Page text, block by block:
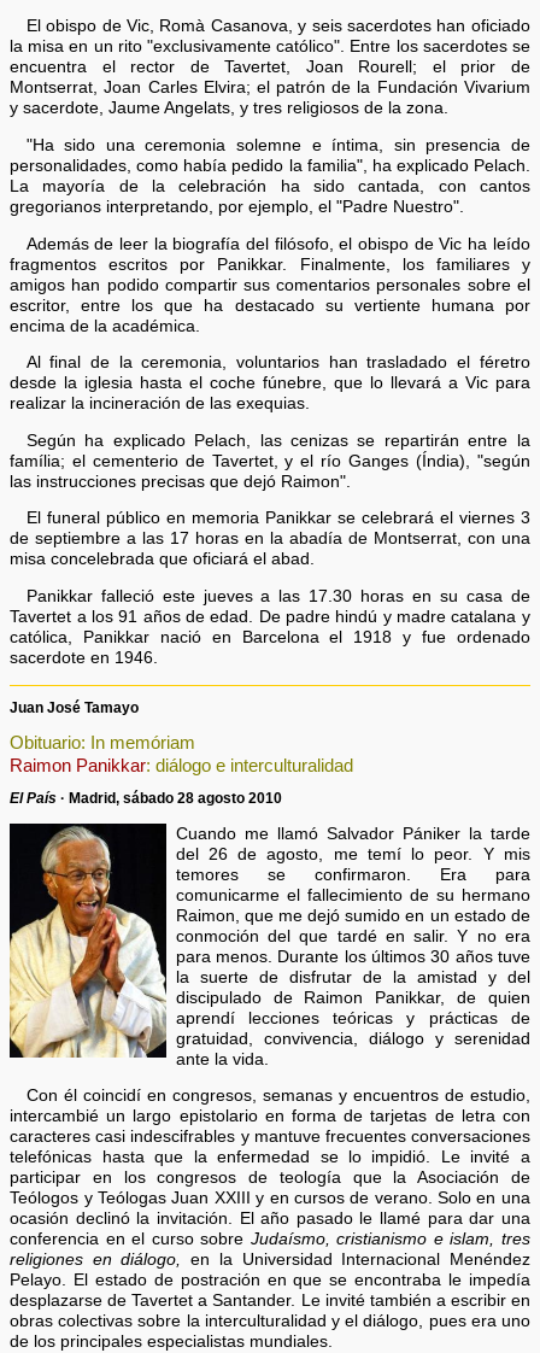
El obispo de Vic, Romà Casanova, y seis sacerdotes han oficiado
la misa en un rito "exclusivamente católico". Entre los sacerdotes se
encuentra el rector de Tavertet, Joan Rourell; el prior de
Montserrat, Joan Carles Elvira; el patrón de la Fundación Vivarium
y sacerdote, Jaume Angelats, y tres religiosos de la zona.
"Ha sido una ceremonia solemne e íntima, sin presencia de
personalidades, como había pedido la familia", ha explicado Pelach.
La mayoría de la celebración ha sido cantada, con cantos
gregorianos interpretando, por ejemplo, el "Padre Nuestro".
Además de leer la biografía del filósofo, el obispo de Vic ha leído
fragmentos escritos por Panikkar. Finalmente, los familiares y
amigos han podido compartir sus comentarios personales sobre el
escritor, entre los que ha destacado su vertiente humana por
encima de la académica.
Al final de la ceremonia, voluntarios han trasladado el féretro
desde la iglesia hasta el coche fúnebre, que lo llevará a Vic para
realizar la incineración de las exequias.
Según ha explicado Pelach, las cenizas se repartirán entre la
família; el cementerio de Tavertet, y el río Ganges (Índia), "según
las instrucciones precisas que dejó Raimon".
El funeral público en memoria Panikkar se celebrará el viernes 3
de septiembre a las 17 horas en la abadía de Montserrat, con una
misa concelebrada que oficiará el abad.
Panikkar falleció este jueves a las 17.30 horas en su casa de
Tavertet a los 91 años de edad. De padre hindú y madre catalana y
católica, Panikkar nació en Barcelona el 1918 y fue ordenado
sacerdote en 1946.
Juan José Tamayo
Obituario: In memóriam
Raimon Panikkar: diálogo e interculturalidad
El País · Madrid, sábado 28 agosto 2010
Cuando me llamó Salvador Pániker la tarde
del 26 de agosto, me temí lo peor. Y mis
temores se confirmaron. Era para
comunicarme el fallecimiento de su hermano
Raimon, que me dejó sumido en un estado de
conmoción del que tardé en salir. Y no era
para menos. Durante los últimos 30 años tuve
la suerte de disfrutar de la amistad y del
discipulado de Raimon Panikkar, de quien
aprendí lecciones teóricas y prácticas de
gratuidad, convivencia, diálogo y serenidad
ante la vida.
Con él coincidí en congresos, semanas y encuentros de estudio,
intercambié un largo epistolario en forma de tarjetas de letra con
caracteres casi indescifrables y mantuve frecuentes conversaciones
telefónicas hasta que la enfermedad se lo impidió. Le invité a
participar en los congresos de teología que la Asociación de
Teólogos y Teólogas Juan XXIII y en cursos de verano. Solo en una
ocasión declinó la invitación. El año pasado le llamé para dar una
conferencia en el curso sobre Judaísmo, cristianismo e islam, tres
religiones en diálogo, en la Universidad Internacional Menéndez
Pelayo. El estado de postración en que se encontraba le impedía
desplazarse de Tavertet a Santander. Le invité también a escribir en
obras colectivas sobre la interculturalidad y el diálogo, pues era uno
de los principales especialistas mundiales.